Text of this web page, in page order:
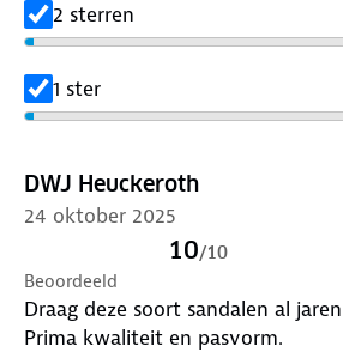
2 sterren
1 ster
DWJ Heuckeroth
24 oktober 2025
10/10
Beoordeeld
Draag deze soort sandalen al
Prima kwaliteit en pasvorm.